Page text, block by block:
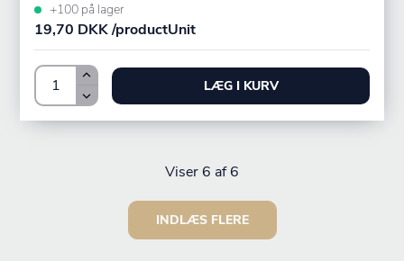
+100 på lager
19,70 DKK /productUnit
LÆG I KURV
Viser 6 af 6
INDLÆS FLERE